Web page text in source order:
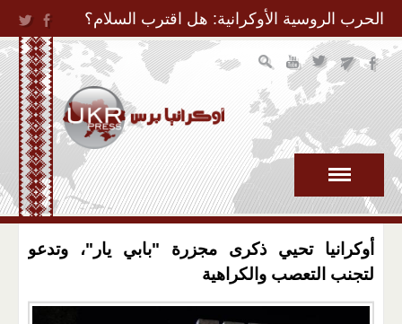
Jump to Navigation
الحرب الروسية الأوكرانية: هل اقترب السلام؟
أوكرانيا تحيي ذكرى مجزرة "بابي يار"، وتدعو
لتجنب التعصب والكراهية